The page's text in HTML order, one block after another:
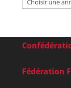
Fédération